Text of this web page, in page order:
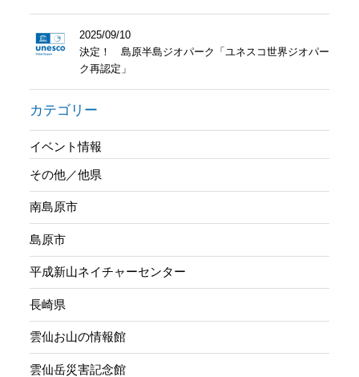
2025/09/10
決定！ 島原半島ジオパーク「ユネスコ世界ジオパー
ク再認定」
カテゴリー
イベント情報
その他／他県
南島原市
島原市
平成新山ネイチャーセンター
長崎県
雲仙お山の情報館
雲仙岳災害記念館